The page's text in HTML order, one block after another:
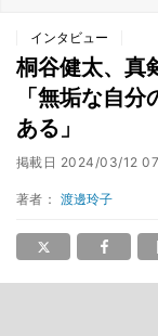
インタビュー
桐谷健太、真
「無垢な自
ある」
掲載日 2024/03/12
著者： 渡邊玲子